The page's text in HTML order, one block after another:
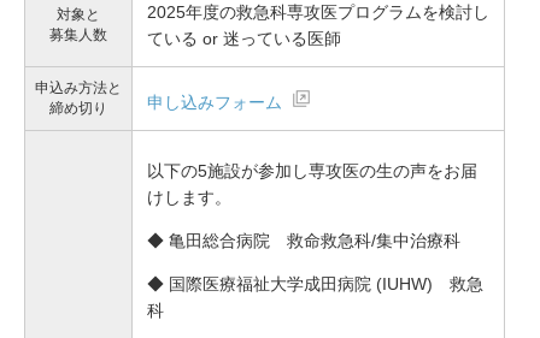
対象と
募集人数
2025年度の救急科専攻医プログラムを検討し
ている or 迷っている医師
申込み方法と
締め切り
申し込みフォーム
以下の5施設が参加し専攻医の生の声をお届
けします。
◆ 亀田総合病院 救命救急科/集中治療科
◆ 国際医療福祉大学成田病院 (IUHW) 救急
科